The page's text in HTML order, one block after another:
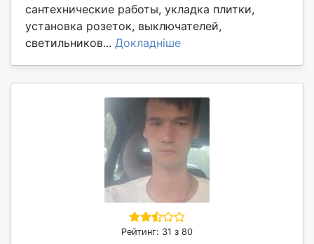
сантехнические работы, укладка плитки,
установка розеток, выключателей,
светильников... Докладніше
Рейтинг: 31 з 80